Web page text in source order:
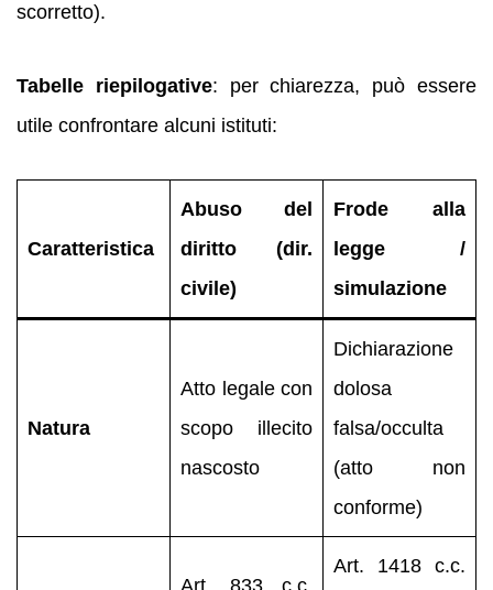
scorretto).
Tabelle riepilogative: per chiarezza, può essere
utile confrontare alcuni istituti:
Caratteristica
Abuso del
diritto (dir.
civile)
Frode alla
legge /
simulazione
Natura
Atto legale con
scopo illecito
nascosto
Dichiarazione
dolosa
falsa/occulta
(atto non
conforme)
Art. 833 c.c.
Art. 1418 c.c.